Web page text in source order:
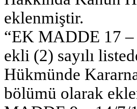
eklenmiştir.
“EK MADDE 17 –
ekli (2) sayılı
Hükmünde
bölümü olarak